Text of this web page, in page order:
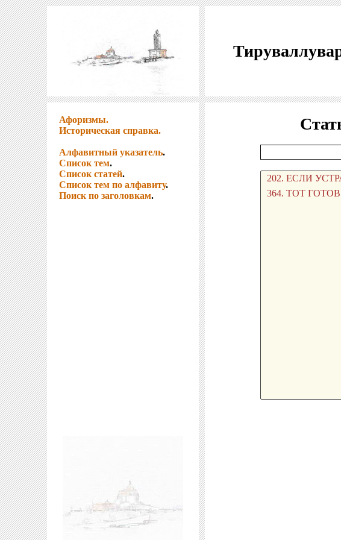
Афоризмы.
Историческая справка.
Алфавитный указатель.
Список тем.
Список статей.
Список тем по алфавиту.
Поиск по заголовкам.